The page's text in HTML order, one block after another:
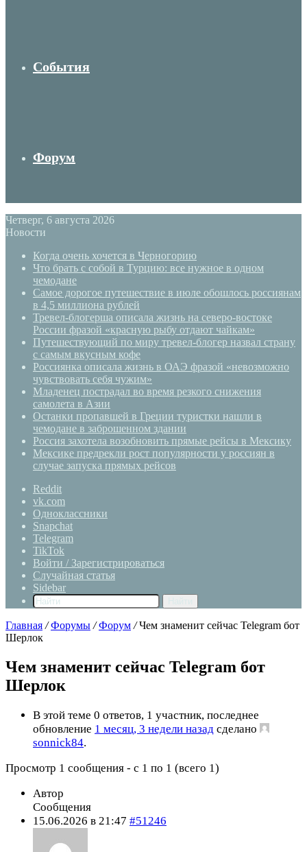
События
Форум
Четверг, 6 августа 2026
Новости
Когда очень хочется в Черногорию
Что брать с собой в Турцию: все нужное в одном
чемодане
Самое дорогое путешествие в июле обошлось россиянам
в 4,5 миллиона рублей
Тревел-блогерша описала жизнь на северо-востоке
России фразой «красную рыбу отдают чайкам»
Путешествующий по миру тревел-блогер назвал страну
с самым вкусным кофе
Россиянка описала жизнь в ОАЭ фразой «невозможно
чувствовать себя чужим»
Младенец пострадал во время резкого снижения
самолета в Азии
Останки пропавшей в Греции туристки нашли в
чемодане в заброшенном здании
Россия захотела возобновить прямые рейсы в Мексику
Мексике предрекли рост популярности у россиян в
случае запуска прямых рейсов
Reddit
vk.com
Одноклассники
Snapchat
Telegram
TikTok
Войти / Зарегистрироваться
Случайная статья
Sidebar
Главная / Форумы / Форум / Чем знаменит сейчас Telegram бот
Шерлок
Чем знаменит сейчас Telegram бот
Шерлок
В этой теме 0 ответов, 1 участник, последнее
обновление 1 месяц, 3 недели назад сделано
sonnick84.
Просмотр 1 сообщения - с 1 по 1 (всего 1)
Автор
Сообщения
15.06.2026 в 21:47 #51246